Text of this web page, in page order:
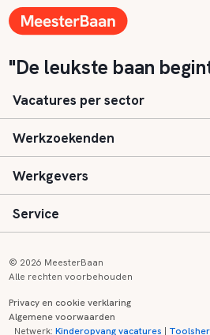
"De leukste baan
Vacatures per sector
Basisonderwijs
Speciaal (basis) onderwijs
Voortgezet onderwijs
Kinderopvang
Werkzoekenden
Aanmelden
Vacatures
Zij-instroom informatie
Werkgevers
Inloggen
Registreren
Service
Onderwijs links
© 2026 MeesterBaan
Alle rechten voorbehouden
Privacy en cookie verklaring
Algemene voorwaarden
Netwerk:Kinderopvang vacatures |